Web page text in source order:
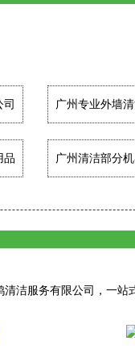
司 广州专业外墙
品 广州清洁部分
洁服务有限公司，一